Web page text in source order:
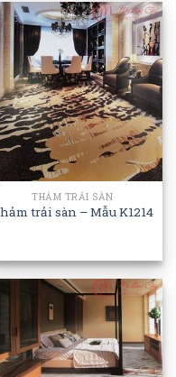
of 5
THẢM TRẢI SÀN
trải sàn – Mẫu K1214